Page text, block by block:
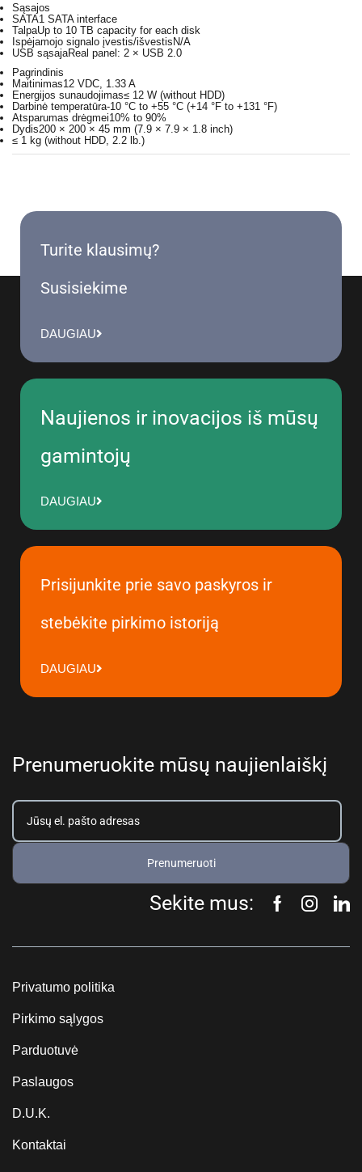
Sąsajos
SATA1 SATA interface
TalpaUp to 10 TB capacity for each disk
Ispėjamojo signalo įvestis/išvestisN/A
USB sąsajaReal panel: 2 × USB 2.0
Pagrindinis
Maitinimas12 VDC, 1.33 A
Energijos sunaudojimas≤ 12 W (without HDD)
Darbinė temperatūra-10 °C to +55 °C (+14 °F to +131 °F)
Atsparumas drėgmei10% to 90%
Dydis200 × 200 × 45 mm (7.9 × 7.9 × 1.8 inch)
≤ 1 kg (without HDD, 2.2 lb.)
Turite klausimų?
Susisiekime
DAUGIAU
Naujienos ir inovacijos iš mūsų
gamintojų
DAUGIAU
Prisijunkite prie savo paskyros ir
stebėkite pirkimo istoriją
DAUGIAU
Prenumeruokite mūsų naujienlaiškį
Prenumeruoti
Sekite mus:
Privatumo politika
Pirkimo sąlygos
Parduotuvė
Paslaugos
D.U.K.
Kontaktai